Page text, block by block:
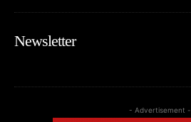
Newsletter
- Advertisement -